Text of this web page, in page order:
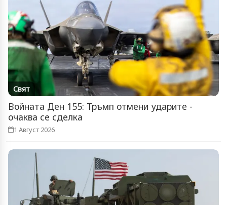
Свят
Войната Ден 155: Тръмп отмени ударите -
очаква се сделка
1 Август 2026